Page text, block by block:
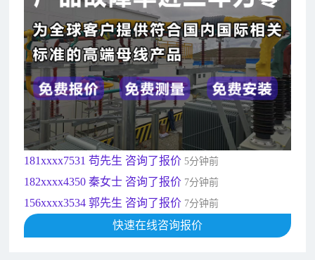
182xxxx4350 秦女士 咨询了报价7分钟前
156xxxx3534 郭先生 咨询了报价7分钟前
192xxxx2920 周先生 咨询了报价10分钟前
189xxxx6562 王先生 咨询了报价1秒前
190xxxx3508 徐女士 咨询了报价
135xxxx6654 张先生 咨询了报价1分钟前
181xxxx7531 苟先生 咨询了报价 5分钟前
182xxxx4350 秦女士 咨询了报价 7分钟前
156xxxx3534 郭先生 咨询了报价 7分钟前
192xxxx2920 周先生 咨询了报价10分钟前
快速在线咨询报价